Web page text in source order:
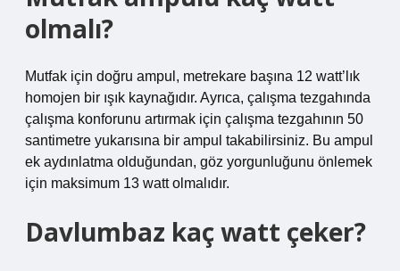
olmalı?
Mutfak için doğru ampul, metrekare başına 12 watt’lık
homojen bir ışık kaynağıdır. Ayrıca, çalışma tezgahında
çalışma konforunu artırmak için çalışma tezgahının 50
santimetre yukarısına bir ampul takabilirsiniz. Bu ampul
ek aydınlatma olduğundan, göz yorgunluğunu önlemek
için maksimum 13 watt olmalıdır.
Davlumbaz kaç watt çeker?